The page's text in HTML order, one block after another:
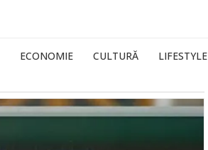
ECONOMIE CULTURĂ LIFESTYLE